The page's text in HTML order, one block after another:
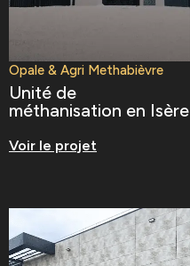
Opale & Agri Methabièvre
Unité de
méthanisation en Isère
Voir le projet